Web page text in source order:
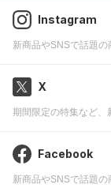
Instagram
新商品やSNSで話題の
X
期間限定の特集など、
Facebook
新商品やSNSで話題の